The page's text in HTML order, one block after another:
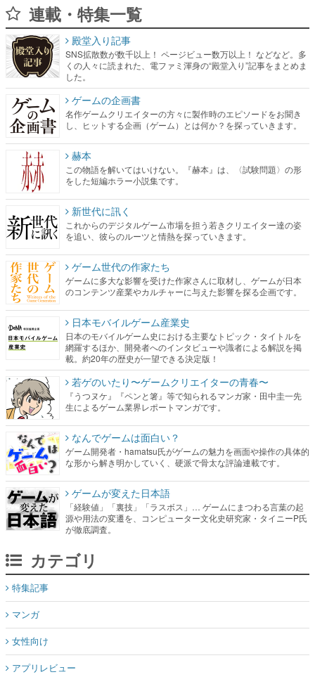
くの人々に読まれた、電ファミ渾身の“殿堂入り”記事をまとめま
した。
ゲームの企画書
名作ゲームクリエイターの方々に製作時のエピソードをお聞き
し、ヒットする企画（ゲーム）とは何か？を探っていきます。
赫本
この物語を解いてはいけない。『赫本』は、〈試験問題〉の形
をした短編ホラー小説集です。
新世代に訊く
これからのデジタルゲーム市場を担う若きクリエイター達の姿
を追い、彼らのルーツと情熱を探っていきます。
ゲーム世代の作家たち
ゲームに多大な影響を受けた作家さんに取材し、ゲームが日本
のコンテンツ産業やカルチャーに与えた影響を探る企画です。
日本モバイルゲーム産業史
日本のモバイルゲーム史における主要なトピック・タイトルを
網羅するほか、開発者へのインタビューや識者による解説を掲
若ゲのいたり〜ゲームクリエイターの青春〜
『うつヌケ』『ペンと箸』等で知られるマンガ家・田中圭一先
生によるゲーム業界レポートマンガです。
なんでゲームは面白い？
ゲーム開発者・hamatsu氏がゲームの魅力を画面や操作の具体的
な形から解き明かしていく、硬派で骨太な評論連載です。
ゲームが変えた日本語
「経験値」「裏技」「ラスボス」… ゲームにまつわる言葉の起
源や用法の変遷を、コンピューター文化史研究家・タイニーP氏
カテゴリ
マンガ
女性向け
アプリレビュー
その他
電ファミニコゲーマーとは？